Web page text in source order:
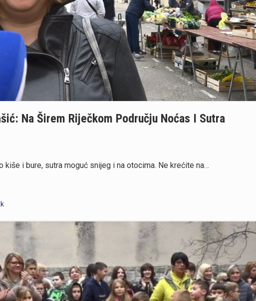
Na Širem Riječkom Području Noćas I Sutra
kiše i bure, sutra moguć snijeg i na otocima. Ne krećite na…